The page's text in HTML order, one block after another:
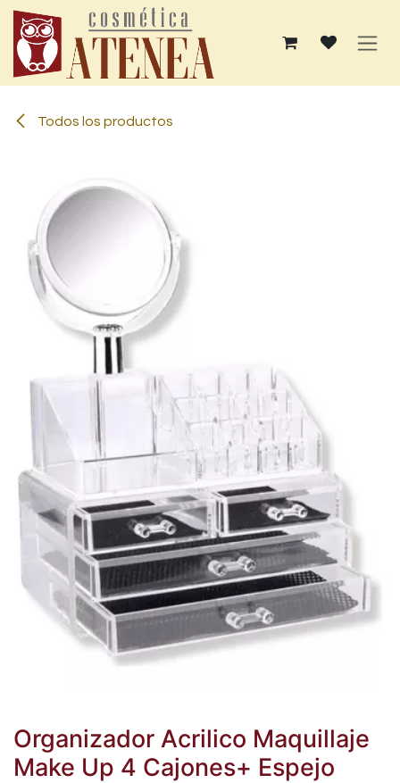
Ir al contenido
Todos los productos
Organizador Acrilico Maquillaje
Make Up 4 Cajones+ Espejo